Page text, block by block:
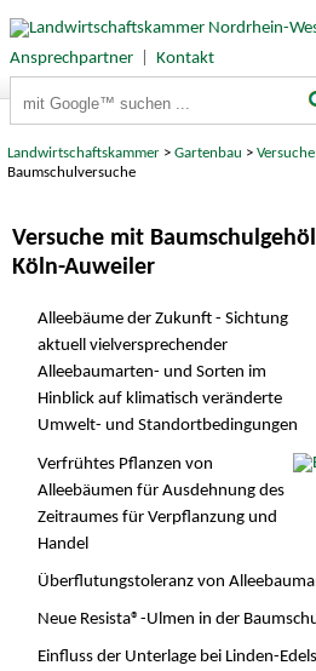
Ansprechpartner|
Kontakt
Landwirtschaftskammer >Gartenbau >Versuche
Baumschulversuche
Versuche mit
Köln-Auweiler
Alleebäume der Zukunft - Sichtung
aktuell vielversprechender
Alleebaumarten- und Sorten im
Hinblick auf klimatisch veränderte
Umwelt- und Standortbedingungen
Verfrühtes Pflanzen von
Alleebäumen für Ausdehnung des
Zeitraumes für Verpflanzung und
Handel
Überflutungstoleranz von
Neue Resista®-Ulmen in der
Einfluss der Unterlage bei Linden-